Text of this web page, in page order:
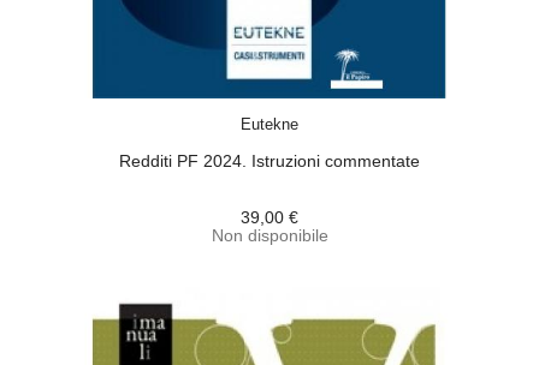
Eutekne
Redditi PF 2024. Istruzioni commentate
39,00 €
Non disponibile